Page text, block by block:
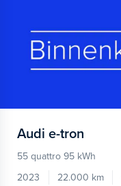
Audi e-tron
55 quattro 95 kWh
2023
22.000 km